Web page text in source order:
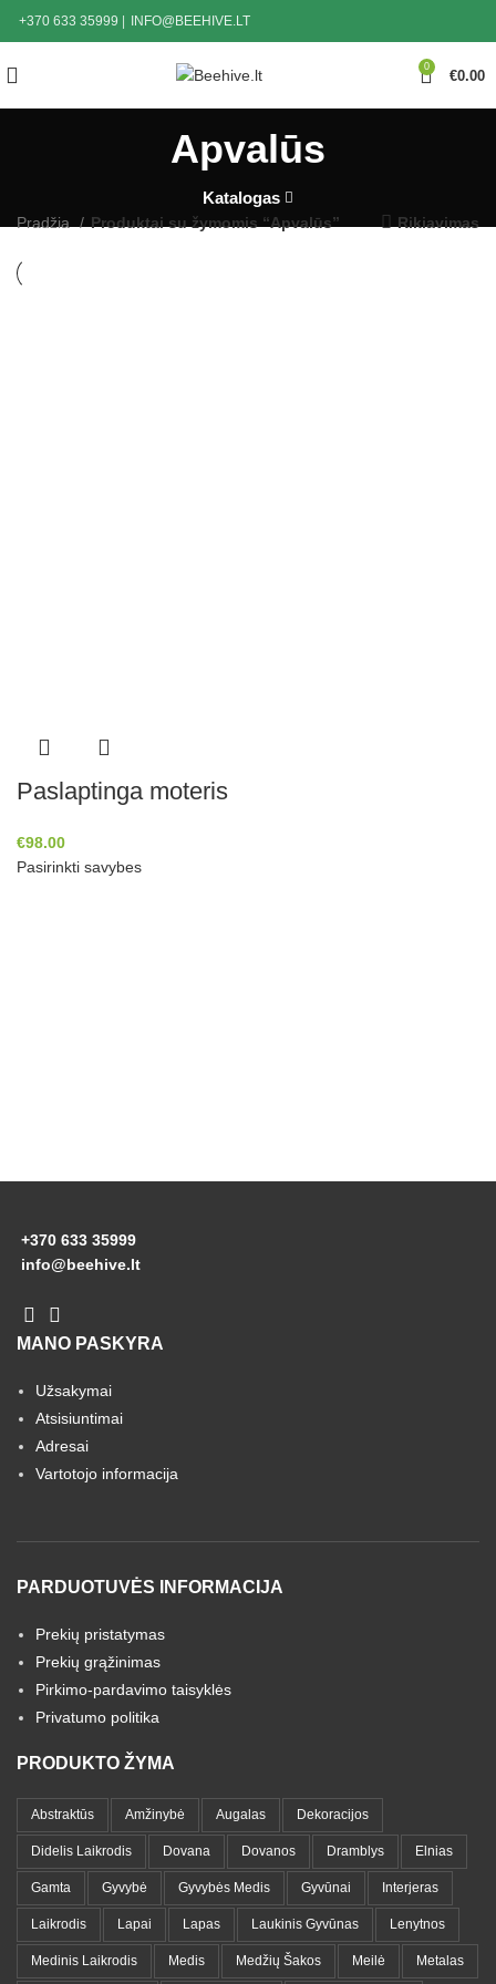
+370 633 35999 INFO@BEEHIVE.LT
0
€0.00
Apvalūs
Katalogas
Pradžia Produktai su žymomis “Apvalūs” Rikiavimas
Paslaptinga moteris
€98.00
Pasirinkti savybes
+370 633 35999
info@beehive.lt
MANO PASKYRA
Užsakymai
Atsisiuntimai
Adresai
Vartotojo informacija
PARDUOTUVĖS INFORMACIJA
Prekių pristatymas
Prekių grąžinimas
Pirkimo-pardavimo taisyklės
Privatumo politika
PRODUKTO ŽYMA
Abstraktūs Amžinybė Augalas Dekoracijos
Didelis Laikrodis Dovana Dovanos Dramblys Elnias
Gamta Gyvybė Gyvybės Medis Gyvūnai Interjeras
Laikrodis Lapai Lapas Laukinis Gyvūnas Lenytnos
Medinis Laikrodis Medis Medžių Šakos Meilė Metalas